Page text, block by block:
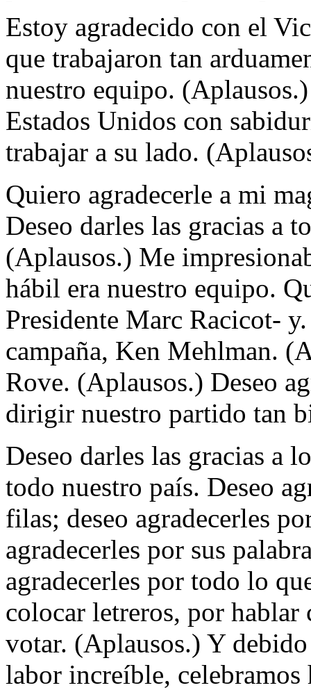
Estoy agradecido con el
que trabajaron tan
nuestro equipo.
Estados Unidos con
trabajar a su lado.
Quiero agradecerle a mi
Deseo darles las gracias a
(Aplausos.) Me
hábil era nuestro equipo.
Presidente Marc Racicot-
campaña, Ken Mehlman.
Rove. (Aplausos.) Deseo
dirigir nuestro partido tan
Deseo darles las gracias a
todo nuestro país. Deseo
filas; deseo agradecerles
agradecerles por sus
agradecerles por todo lo
colocar letreros, por
votar. (Aplausos.) Y
labor increíble,